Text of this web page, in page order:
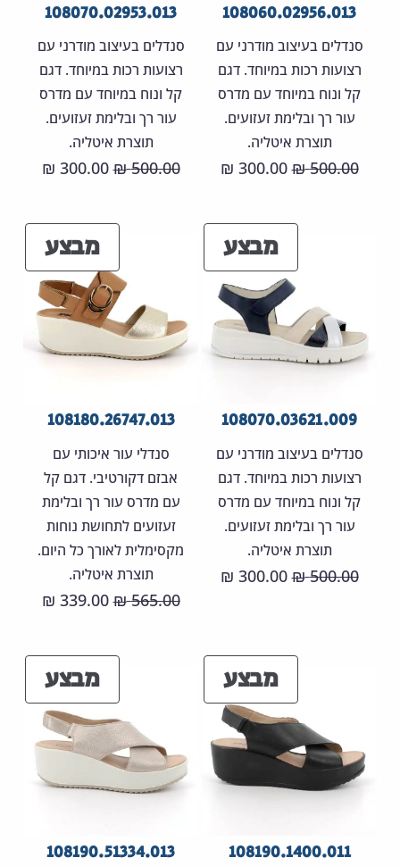
108060.02956.013
סנדלים בעיצוב מודרני עם
רצועות רכות במיוחד. דגם
קל ונוח במיוחד עם מדרס
עור רך ובלימת זעזועים.
תוצרת איטליה.
500.00
₪ המחיר
היה:
500.00 ₪.
300.00
₪
המחיר
הוא:
108070.02953.013
סנדלים בעיצוב מודרני עם
רצועות רכות במיוחד. דגם
קל ונוח במיוחד עם מדרס
עור רך ובלימת זעזועים.
תוצרת איטליה.
500.00
₪ המחיר
היה:
500.00 ₪.
300.00
₪
הוא:
מבצעמוצרים
במבצע
108070.03621.009
סנדלים בעיצוב מודרני עם
רצועות רכות במיוחד. דגם
קל ונוח במיוחד עם מדרס
עור רך ובלימת זעזועים.
תוצרת איטליה.
500.00
₪ המחיר
500.00 ₪.
300.00
₪
הנוכחי
300.00 ₪.
מבצע
108180.26747.013
סנדלי עור איכותי עם
אבזם דקורטיבי. דגם קל
עם מדרס עור רך ובלימת
זעזועים לתחושת נוחות
מקסימלית לאורך כל היום.
תוצרת איטליה.
565.00
₪ המחיר
היה:
565.00 ₪.
339.00
₪
הוא:
מבצעמוצרים
במבצע
108190.1400.011
מבצע
108190.51334.013